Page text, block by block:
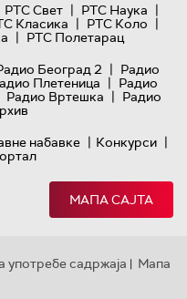
РТС Свет | РТС Наука |
Класика | РТС Коло |
| РТС Полетарац
Београд 2 | Радио
Плетеница | Радио
Радио Вртешка | Радио
набавке | Конкурси |
МАПА САЈТА
употребе садржаја | Мапа